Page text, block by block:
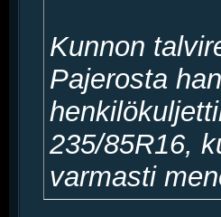
Kunnon
Pajerosta
235/85R16,
varmasti